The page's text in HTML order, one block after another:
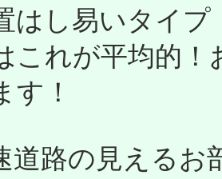
はし易いタイ
これが平均的
す！
路の見えるお